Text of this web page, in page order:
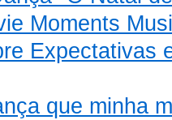
Moments
Expectativas
que minha